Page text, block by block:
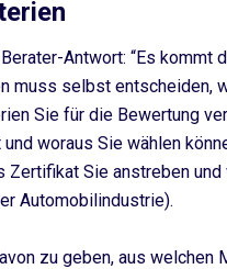
Antwort: “Es kommt
muss selbst entscheiden,
Sie für die Bewertung
woraus Sie wählen
Zertifikat Sie anstreben und
Automobilindustrie).
zu geben, aus welchen